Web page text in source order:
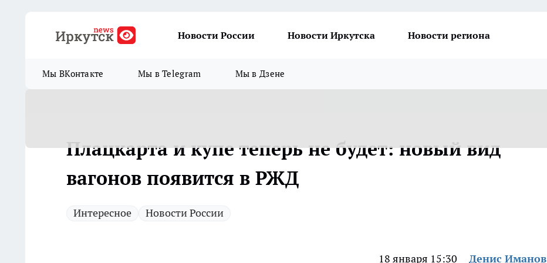
Новости России Новости Иркутска Новости региона
Мы ВКонтакте Мы в Telegram Мы в Дзене
Плацкарта и купе теперь не будет: новый вид
вагонов появится в РЖД
Интересное Новости России
18 января 15:30 Денис Иманов